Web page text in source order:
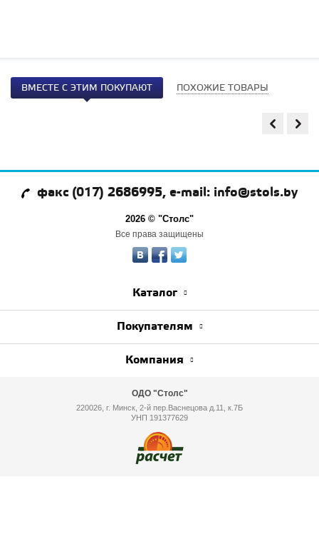
ВМЕСТЕ С ЭТИМ ПОКУПАЮТ ПОХОЖИЕ ТОВАРЫ
факс (017) 2686995, e-mail: info@stols.by
2026 © "Столс"
Все права защищены
Каталог
Покупателям
Компания
ОДО "Столс"
220026, г. Минск, 2-й пер.Васнецова д.11, к.7Б
УНП 191377629